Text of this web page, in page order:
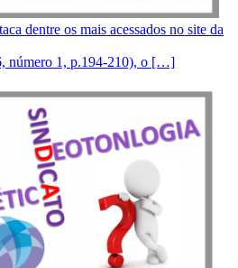
dentre os mais acessados no site da
número 1, p.194-210), o […]